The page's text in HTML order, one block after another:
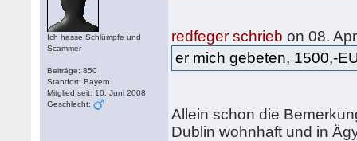
Ich hasse Schlümpfe und
Scammer
Beiträge: 850
Standort: Bayern
Mitglied seit: 10. Juni 2008
Geschlecht:
redfeger schrieb on 08.
er mich gebeten, 1500,-
Allein schon die
Dublin wohnhaft und in